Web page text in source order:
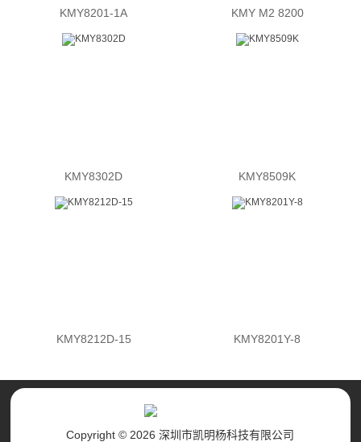
KMY8201-1A KMY M2 8200
KMY8302D KMY8509K
KMY8212D-15 KMY8201Y-8
Copyright © 2026 深圳市凯明杨科技有限公司